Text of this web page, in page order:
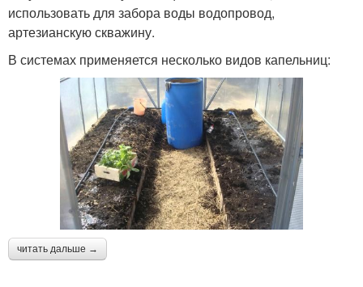
использовать для забора воды водопровод,
артезианскую скважину.
В системах применяется несколько видов капельниц:
читать дальше →